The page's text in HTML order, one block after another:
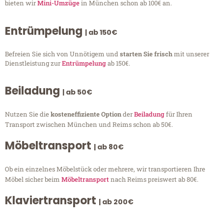
bieten wirMini-Umzügein München schon ab 100€ an.
Entrümpelung | ab 150€
Befreien Sie sich von Unnötigem undstarten Sie frischmit unserer
Dienstleistung zurEntrümpelungab 150€.
Beiladung | ab 50€
Nutzen Sie diekosteneffiziente OptionderBeiladungfür Ihren
Transport zwischen München und Reims schon ab 50€.
Möbeltransport | ab 80€
Ob ein einzelnes Möbelstück oder mehrere, wir transportieren Ihre
Möbel sicher beim Möbeltransportnach Reims preiswert ab 80€.
Klaviertransport | ab 200€